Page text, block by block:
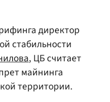
директор
стабильности
, ЦБ считает
майнинга
территории.